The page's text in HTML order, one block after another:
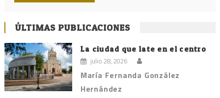
ÚLTIMAS PUBLICACIONES
La ciudad que late en el centro
julio 28, 2026
María Fernanda González
Hernández